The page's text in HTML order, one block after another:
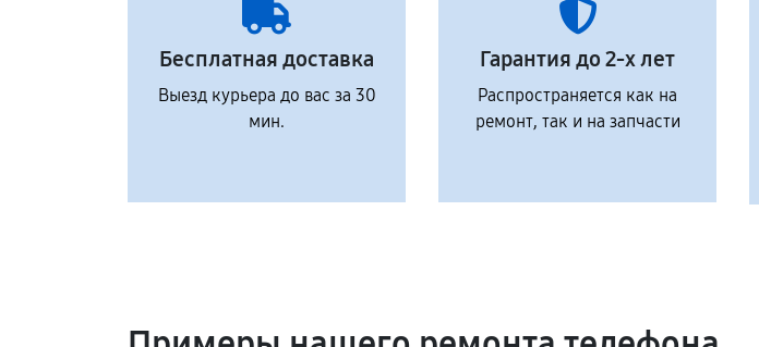
Бесплатная доставка
Выезд курьера до вас за 30
мин.
Гарантия до 2-х лет
Распространяется как на
ремонт, так и на запчасти